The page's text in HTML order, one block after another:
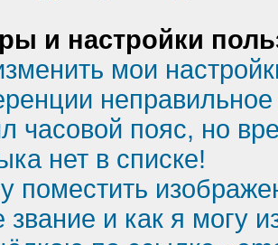
и настройки
мои
часовой пояс, но
нет в списке!
поместить
звание и как я могу